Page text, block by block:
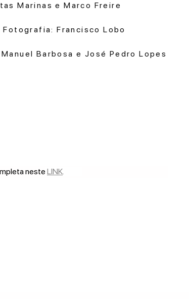
Marinas e Marco Freire
Francisco Lobo
Barbosa e José Pedro Lopes
neste LINK